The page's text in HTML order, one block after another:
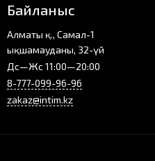
Байланыс
Алматы қ., Самал-1
ықшамауданы, 32-үй
Дс—Жс 11:00—20:00
8-777-099-96-96
zakaz@intim.kz